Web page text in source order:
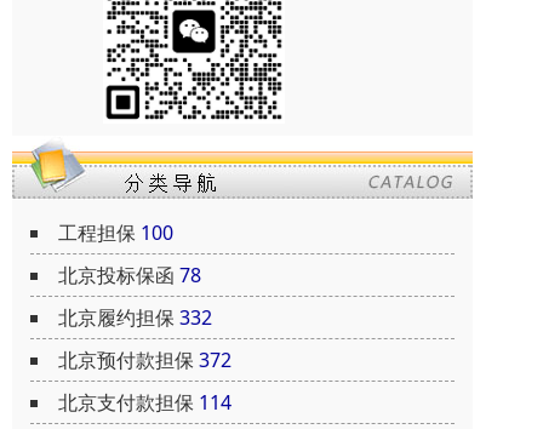
工程担保 100
北京投标保函 78
北京履约担保 332
北京预付款担保 372
北京支付款担保 114